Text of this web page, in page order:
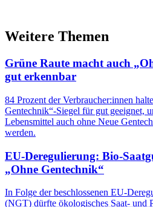
Weitere Themen
Grüne Raute macht auch
gut erkennbar
84 Prozent der Verbraucher:innen
Gentechnik“-Siegel für gut geeignet,
Lebensmittel auch ohne Neue
werden.
EU-Deregulierung: Bio-
„Ohne Gentechnik“
In Folge der beschlossenen EU-
(NGT) dürfte ökologisches Saat- und